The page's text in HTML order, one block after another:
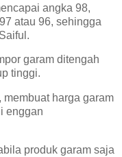
angka 98,
atau 96, sehingga
garam ditengah
tinggi.
membuat harga garam
enggan
produk garam saja